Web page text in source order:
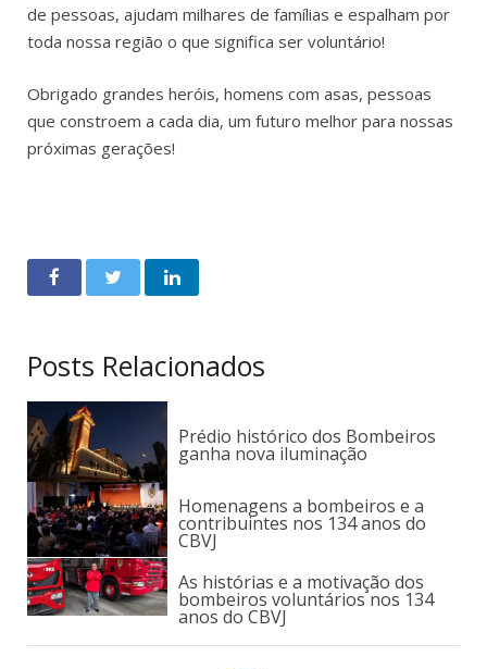
de pessoas, ajudam milhares de famílias e espalham por
toda nossa região o que significa ser voluntário!
Obrigado grandes heróis, homens com asas, pessoas
que constroem a cada dia, um futuro melhor para nossas
próximas gerações!
Posts Relacionados
Prédio histórico dos Bombeiros
ganha nova iluminação
Homenagens a bombeiros e a
contribuintes nos 134 anos do
CBVJ
As histórias e a motivação dos
bombeiros voluntários nos 134
anos do CBVJ